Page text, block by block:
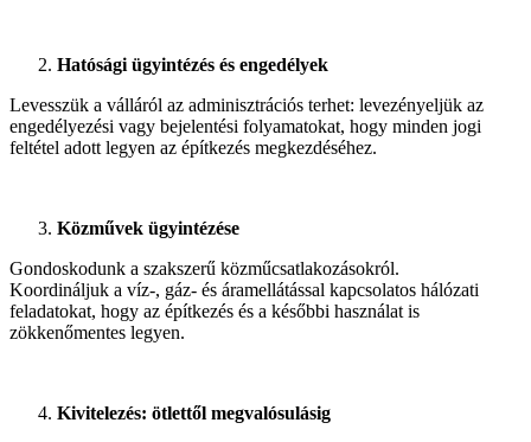
Hatósági ügyintézés és engedélyek
Levesszük a válláról az adminisztrációs terhet: levezényeljük az
engedélyezési vagy bejelentési folyamatokat, hogy minden jogi
feltétel adott legyen az építkezés megkezdéséhez.
Közművek ügyintézése
Gondoskodunk a szakszerű közműcsatlakozásokról.
Koordináljuk a víz-, gáz- és áramellátással kapcsolatos hálózati
feladatokat, hogy az építkezés és a későbbi használat is
zökkenőmentes legyen.
Kivitelezés: ötlettől megvalósulásig